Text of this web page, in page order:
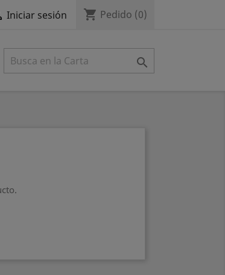
Iniciar sesión shopping_cart Pedido (0)
